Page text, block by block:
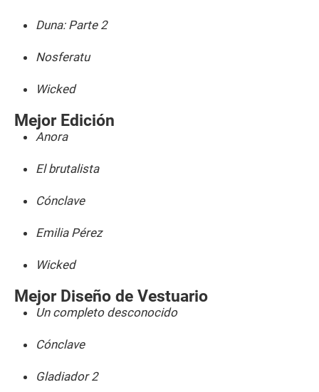
Duna: Parte 2
Nosferatu
Wicked
Mejor Edición
Anora
El brutalista
Cónclave
Emilia Pérez
Wicked
Mejor Diseño de Vestuario
Un completo desconocido
Cónclave
Gladiador 2